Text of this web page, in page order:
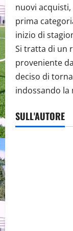
nuovi
prima
inizio di
Si tratta di un
proveniente
deciso di
indossando la
SULL'AUTORE